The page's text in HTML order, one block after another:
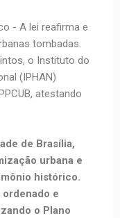
- A lei reafirma e
tombadas.
o Instituto do
(IPHAN)
atestando
de Brasília,
urbana e
histórico.
e
o Plano